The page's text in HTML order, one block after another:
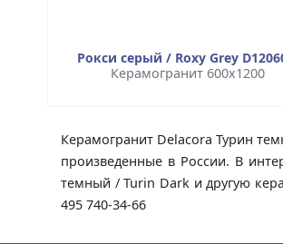
Рокси серый / Roxy Grey
Керамогранит 600x1200
Керамогранит Delacora Турин
произведенные в России. В
темный / Turin Dark и другую
495 740-34-66